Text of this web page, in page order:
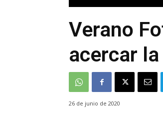
Verano
acercar
26 de junio de 2020